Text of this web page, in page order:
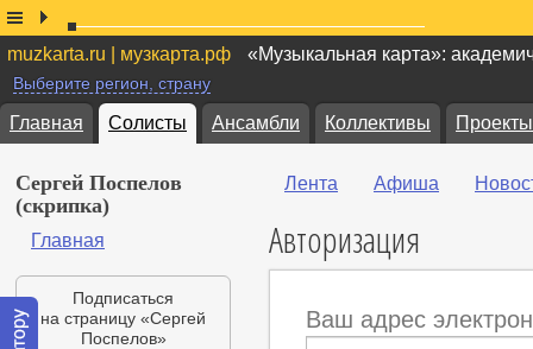
muzkarta.ru | музкарта.рф «Музыкальная карта»:
Выберите регион, страну
Главная Солисты Ансамбли Коллективы Проекты
Сергей Поспелов
(скрипка)
Главная
Подписаться
на страницу «Сергей
Поспелов»
Лента Афиша
Авторизация
Ваш адрес